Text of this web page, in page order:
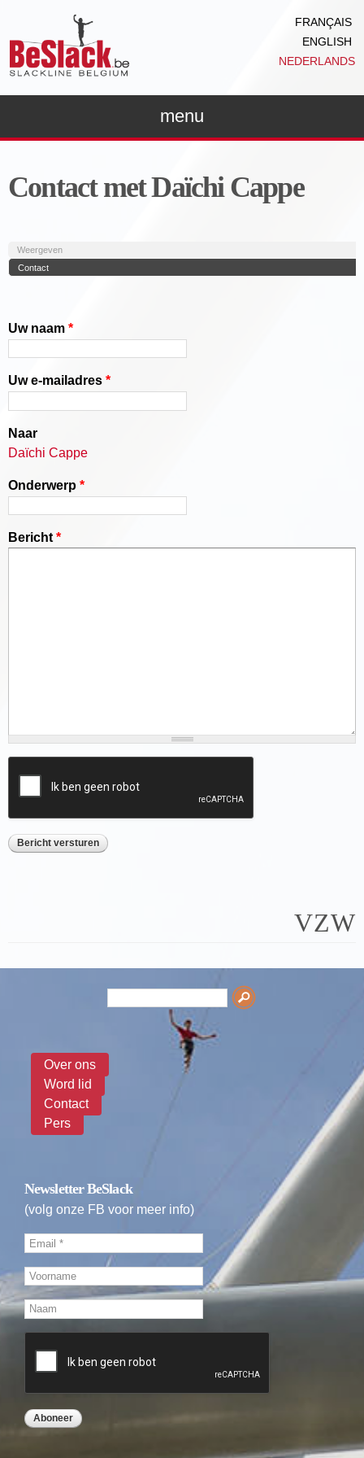
gaan
FRANÇAIS
ENGLISH
NEDERLANDS
menu
Contact met Daïchi Cappe
Primaire tabs
Weergeven
Contact
Uw naam *
Uw e-mailadres *
Naar
Daïchi Cappe
Onderwerp *
Bericht *
VZW
Zoeken
Over ons
Word lid
Contact
Pers
Newsletter BeSlack
(volg onze FB voor meer info)